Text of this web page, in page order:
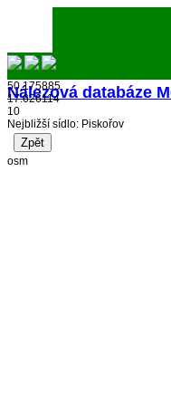
Nálezová databáze
Přihlásit
50.175885
17.626114
10
Nejbližší sídlo: Piskořov
osm